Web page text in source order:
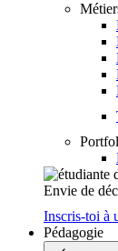
Envie de
Inscris-toi à
Pédagogie